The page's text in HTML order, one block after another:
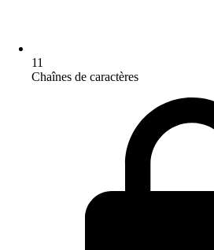
11
Chaînes de caractères